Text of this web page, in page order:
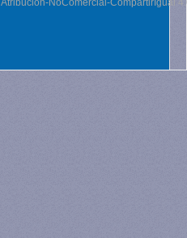
Atribución-NoComercial-CompartirIgual